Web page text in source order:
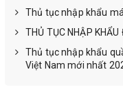
Thủ tục nhập khẩu
THỦ TỤC NHẬP
Thủ tục nhập khẩu
Việt Nam mới nhất